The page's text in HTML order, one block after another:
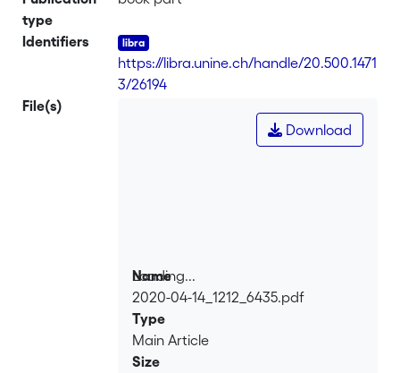
type
Identifiers
https://libra.unine.ch/handle/20.500.1471
3/26194
File(s)
Loading...
Loading...
Download
Name
2020-04-14_1212_6435.pdf
Type
Main Article
Size